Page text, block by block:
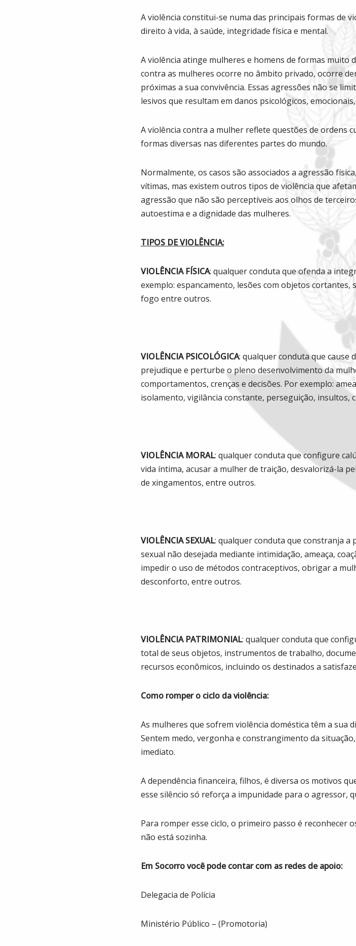
A violência constitui-se numa das principais formas de
direito à vida, à saúde, integridade física e mental.
A violência atinge mulheres e homens de formas muito
contra as mulheres ocorre no âmbito privado, ocorre
próximas a sua convivência. Essas agressões não se
lesivos que resultam em danos psicológicos,
A violência contra a mulher reflete questões de ordens
formas diversas nas diferentes partes do mundo.
Normalmente, os casos são associados a agressão
vítimas, mas existem outros tipos de violência que
agressão que não são perceptíveis aos olhos de
autoestima e a dignidade das mulheres.
TIPOS DE VIOLÊNCIA:
VIOLÊNCIA FÍSICA: qualquer conduta que ofenda a
exemplo: espancamento, lesões com objetos
fogo entre outros.
VIOLÊNCIA PSICOLÓGICA: qualquer conduta que cause
prejudique e perturbe o pleno desenvolvimento da
comportamentos, crenças e decisões. Por exemplo:
isolamento, vigilância constante, perseguição, insultos,
VIOLÊNCIA MORAL: qualquer conduta que configure
vida íntima, acusar a mulher de traição, desvalorizá-la
de xingamentos, entre outros.
VIOLÊNCIA SEXUAL: qualquer conduta que constranja a
sexual não desejada mediante intimidação, ameaça,
impedir o uso de métodos contraceptivos, obrigar a
desconforto, entre outros.
VIOLÊNCIA PATRIMONIAL: qualquer conduta que
total de seus objetos, instrumentos de trabalho,
recursos econômicos, incluindo os destinados a
Como romper o ciclo da violência:
As mulheres que sofrem violência doméstica têm a sua
Sentem medo, vergonha e constrangimento da
imediato.
A dependência financeira, filhos, é diversa os motivos
esse silêncio só reforça a impunidade para o agressor,
Para romper esse ciclo, o primeiro passo é reconhecer
não está sozinha.
Em Socorro você pode contar com as redes de apoio:
Delegacia de Polícia
Ministério Público – (Promotoria)